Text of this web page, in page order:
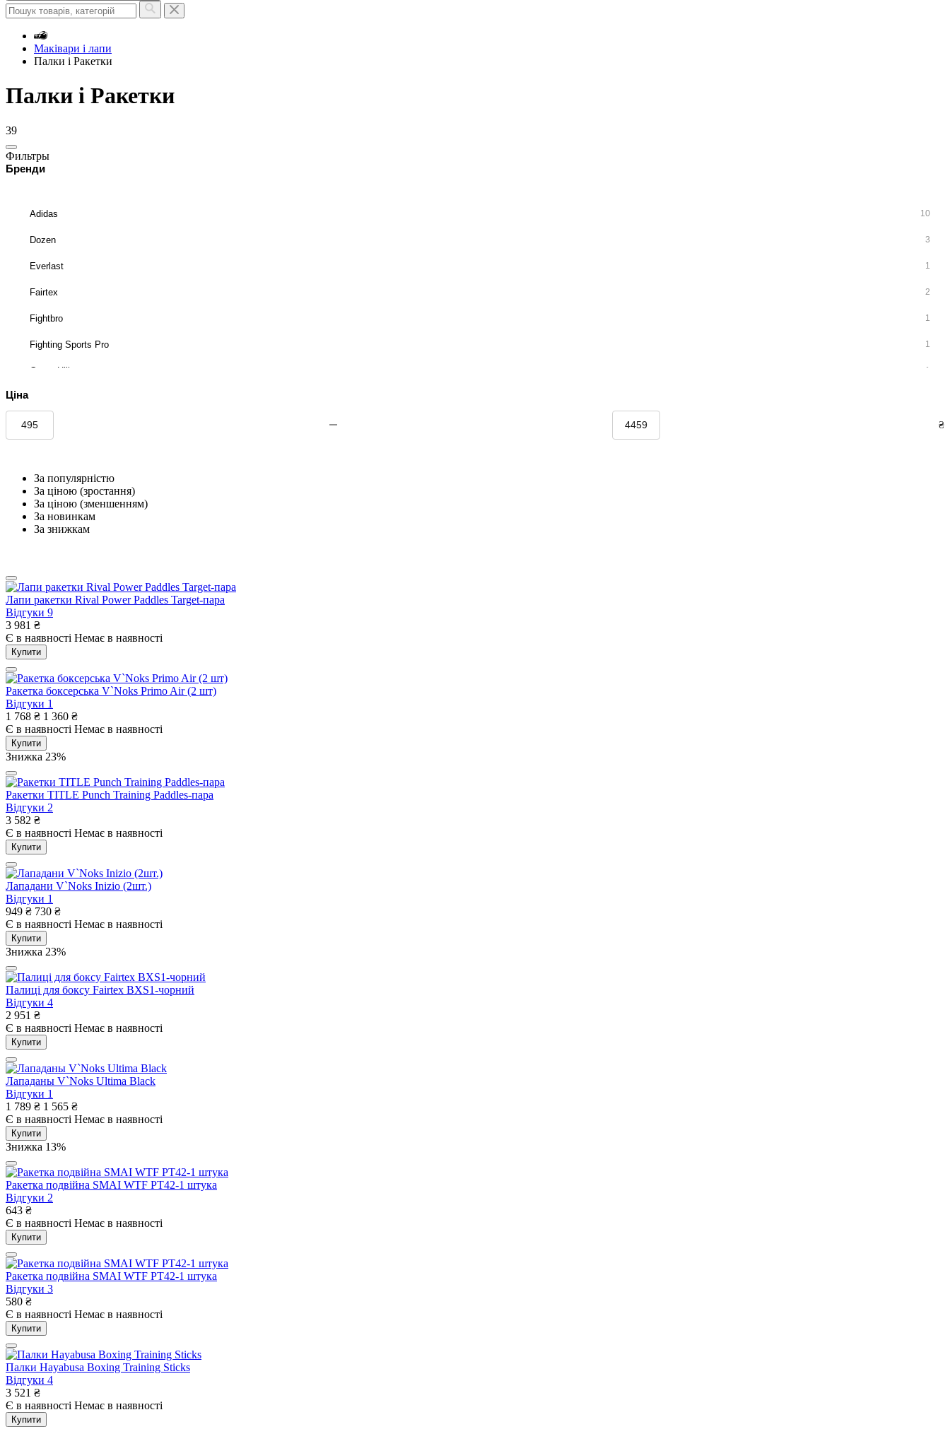
Маківари і лапи
Палки і Ракетки
Палки і Ракетки
39
Фильтры
Бренди
Adidas 10
Dozen 3
Everlast 1
Fairtex 2
Fightbro 1
Fighting Sports Pro 1
Green Hill 1
Peresvit
PowerPlay
Rival
Smai
V`Noks
Ціна
₴
За популярністю
За ціною (зростання)
За ціною (зменшенням)
За новинкам
За знижкам
Лапи ракетки Rival Power Paddles Target-пара
Відгуки 9
3 981 ₴
Є в наявності Немає в наявності
Купити
Ракетка боксерська V`Noks Primo Air (2 шт)
Відгуки 1
1 768 ₴ 1 360 ₴
Є в наявності Немає в наявності
Купити
Знижка 23%
Ракетки TITLE Punch Training Paddles-пара
Відгуки 2
3 582 ₴
Є в наявності Немає в наявності
Купити
Лападани V`Noks Inizio (2шт.)
Відгуки 1
949 ₴ 730 ₴
Є в наявності Немає в наявності
Купити
Знижка 23%
Палиці для боксу Fairtex BXS1-чорний
Відгуки 4
2 951 ₴
Є в наявності Немає в наявності
Купити
Лападаны V`Noks Ultima Black
Відгуки 1
1 789 ₴ 1 565 ₴
Є в наявності Немає в наявності
Купити
Знижка 13%
Ракетка подвійна SMAI WTF PT42-1 штука
Відгуки 2
643 ₴
Є в наявності Немає в наявності
Купити
Ракетка подвійна SMAI WTF PT42-1 штука
Відгуки 3
580 ₴
Є в наявності Немає в наявності
Купити
Палки Hayabusa Boxing Training Sticks
Відгуки 4
3 521 ₴
Є в наявності Немає в наявності
Купити